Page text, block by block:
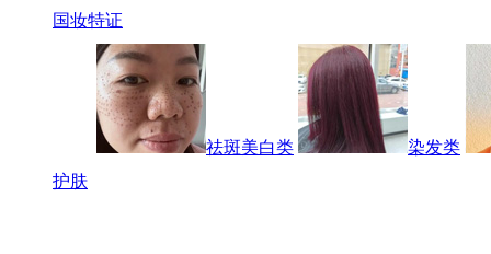
国妆特证
祛斑美白类
染发类
护肤